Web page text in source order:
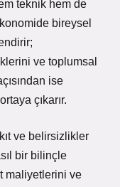
teknik hem de
bireysel
ve toplumsal
ise
çıkarır.
ve belirsizlikler
bir bilinçle
maliyetlerini ve